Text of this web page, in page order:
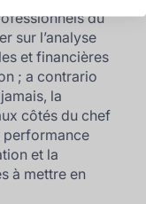
du
sur l’analyse
et financières
; a contrario
la
côtés du chef
performance
et la
à mettre en